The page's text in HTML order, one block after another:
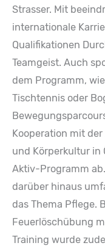
Strasser. Mit
internationale
Qualifikationen
Teamgeist. Auch
dem Programm,
Tischtennis oder
Kooperation mit
und Körperkultur in
Aktiv-Programm
darüber hinaus
das Thema Pflege.
Feuerlöschübung
Training wurde